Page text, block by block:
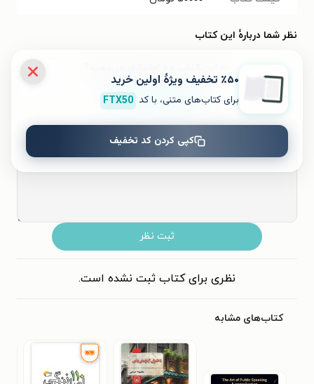
نظر شما دربارهٔ این کتاب
۵
ثبت نظر
نظری برای کتاب ثبت نشده است.
کتاب‌های مشابه
٪۵۰ تخفیف ویژۀ اولین خرید
برای کتاب‌های متنی، با کد FTX50
کپی کردن کد تخفیف